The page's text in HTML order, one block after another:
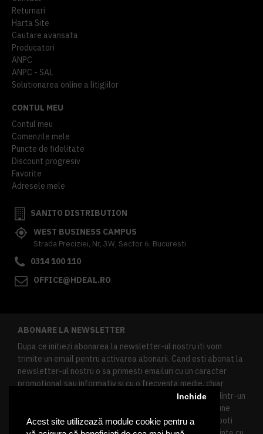
Acest site utilizează module cookie pentru a
Inchide
Returnari
Harta Site
Cautare avansata
Producatori
ANPC
ANPC - SAL
Solutionarea online a litigiilor
CONTUL MEU
Contul meu
Comenzile mele
Puncte de fidelitate
Discount progresiv
Favorite
Adresele mele
SANITO DISTRIBUTION
WEST BUSINESS CAMPUS
Strada Preciziei, Nr, 3W, Sector 6, Bucuresti
0314 100 110
OFFICE@HDEAL.RO
ABONARE LA NEWSLETTER
Dupa ce initiezi abonarea la newsletter-ul nostru iti vom
trimite un email pentru activarea abonarii. Cand esti abonat la
newsletter-ul nostru o sa primesti emailuri cu un caracter
promotional sau informativ si cu o frecventa medie, chiar
redusa. Daca doresti sa te dezabonezi poti urma linkul dintr-un
newsletter primit, daca esti client inregistrat ai o sectiune
speciala in contul tau in acest scop, si de asemenea ne poti